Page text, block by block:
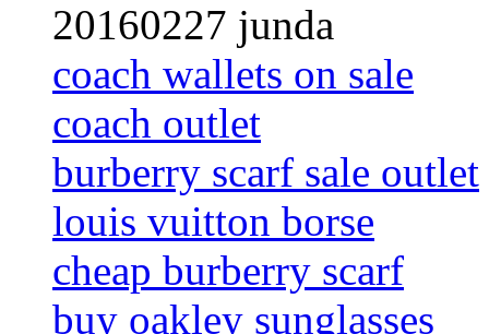
20160227 junda
coach wallets on sale
coach outlet
burberry scarf sale outlet
louis vuitton borse
cheap burberry scarf
buy oakley sunglasses